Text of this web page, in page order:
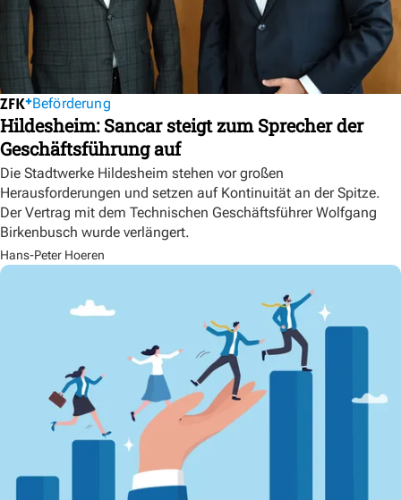
Beförderung
Hildesheim: Sancar steigt zum Sprecher der
Geschäftsführung auf
Die Stadtwerke Hildesheim stehen vor großen
Herausforderungen und setzen auf Kontinuität an der Spitze.
Der Vertrag mit dem Technischen Geschäftsführer Wolfgang
Birkenbusch wurde verlängert.
Hans-Peter Hoeren